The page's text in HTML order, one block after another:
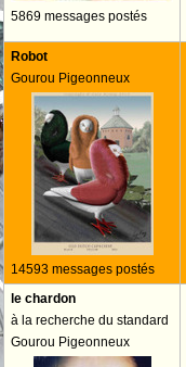
5869 messages postés
Robot
Gourou Pigeonneux
14593 messages postés
le chardon
à la recherche du standard
Gourou Pigeonneux